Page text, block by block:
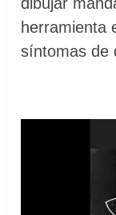
herramienta
síntomas de